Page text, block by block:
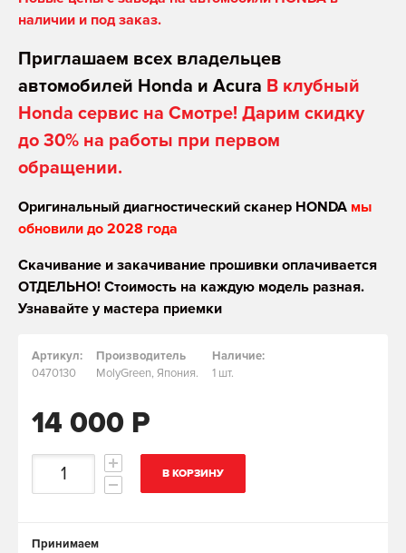
наличии и под заказ.
Приглашаем всех владельцев
автомобилей Honda и Acura В клубный
Honda сервис на Смотре! Дарим скидку
до 30% на работы при первом
обращении.
Оригинальный диагностический сканер HONDA мы
обновили до 2028 года
Скачивание и закачивание прошивки оплачивается
ОТДЕЛЬНО! Стоимость на каждую модель разная.
Узнавайте у мастера приемки
Артикул:
0470130
Производитель
MolyGreen, Япония.
Наличие:
1 шт.
14 000 Р
В КОРЗИНУ
Принимаем